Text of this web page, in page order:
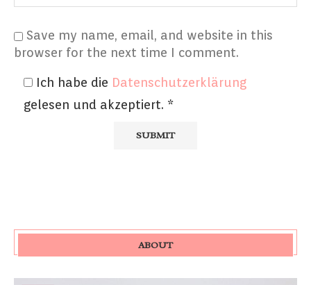
Save my name, email, and website in this
browser for the next time I comment.
Ich habe die Datenschutzerklärung
gelesen und akzeptiert. *
ABOUT